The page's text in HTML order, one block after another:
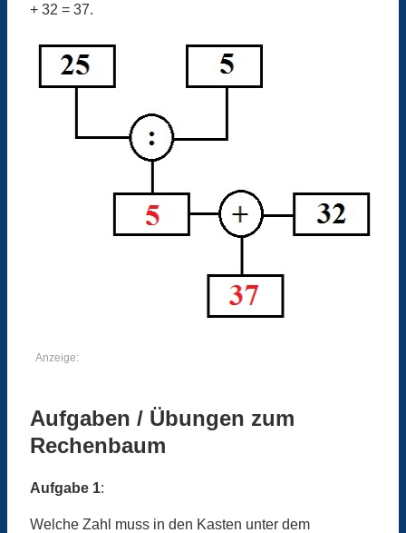
+ 32 = 37.
Anzeige:
Aufgaben / Übungen zum
Rechenbaum
Aufgabe 1:
Welche Zahl muss in den Kasten unter dem